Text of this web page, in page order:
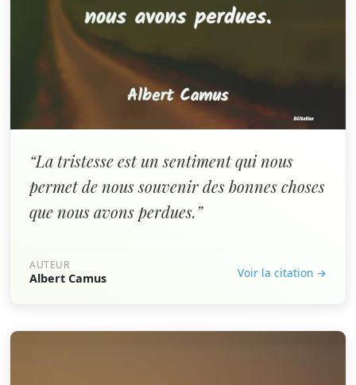
“La tristesse est un sentiment qui nous
permet de nous souvenir des bonnes choses
que nous avons perdues.”
AUTEUR
Albert Camus Voir la citation →